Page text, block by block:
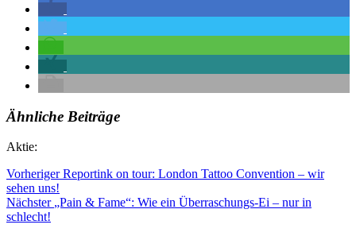
Ähnliche Beiträge
Aktie:
Vorheriger Reportink on tour: London Tattoo Convention – wir
sehen uns!
Nächster „Pain & Fame“: Wie ein Überraschungs-Ei – nur in
schlecht!